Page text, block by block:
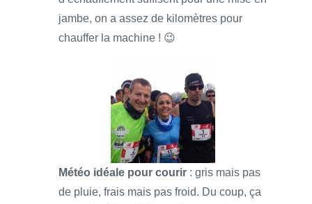
jambe, on a assez de kilomètres pour
chauffer la machine ! 😉
Météo idéale pour courir : gris mais pas
de pluie, frais mais pas froid. Du coup, ça